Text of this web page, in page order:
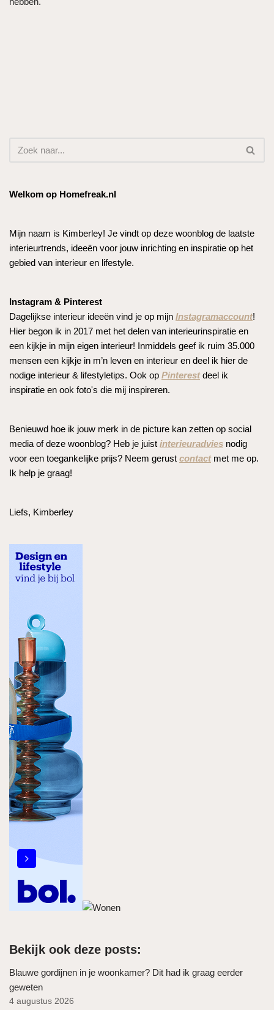
Welkom op Homefreak.nl
Mijn naam is Kimberley! Je vindt op deze woonblog de laatste
interieurtrends, ideeën voor jouw inrichting en inspiratie op het
gebied van interieur en lifestyle.
Instagram & Pinterest
Dagelijkse interieur ideeën vind je op mijn Instagramaccount!
Hier begon ik in 2017 met het delen van interieurinspiratie en
een kijkje in mijn eigen interieur! Inmiddels geef ik ruim 35.000
mensen een kijkje in m’n leven en interieur en deel ik hier de
nodige interieur & lifestyletips. Ook op Pinterestdeel ik
inspiratie en ook foto's die mij inspireren.
Benieuwd hoe ik jouw merk in de picture kan zetten op social
media of deze woonblog? Heb je juist interieuradvies nodig
voor een toegankelijke prijs? Neem gerust contactmet me op.
Ik help je graag!
Liefs, Kimberley
Bekijk ook deze posts:
Blauwe gordijnen in je woonkamer? Dit had ik graag eerder
geweten
4 augustus 2026